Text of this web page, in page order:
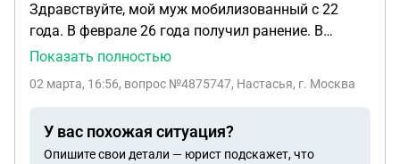
Здравствуйте, мой муж мобилизованный с 22
года. В феврале 26 года получил ранение. В
заключении написали: Осколочное сквозное
левой стопы с краевым переломом пяточной и
ли с таким ранением добиться списания?
Показать полностью
02 марта, 16:56, вопрос №4875747, Настасья, г. Москва
У вас похожая ситуация?
Опишите свои детали — юрист подскажет, что